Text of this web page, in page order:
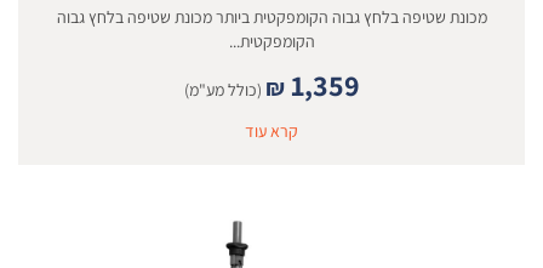
מכונת שטיפה בלחץ גבוה הקומפקטית ביותר מכונת שטיפה בלחץ גבוה
הקומפקטית...
₪ 1,359
(כולל מע"מ)
קרא עוד